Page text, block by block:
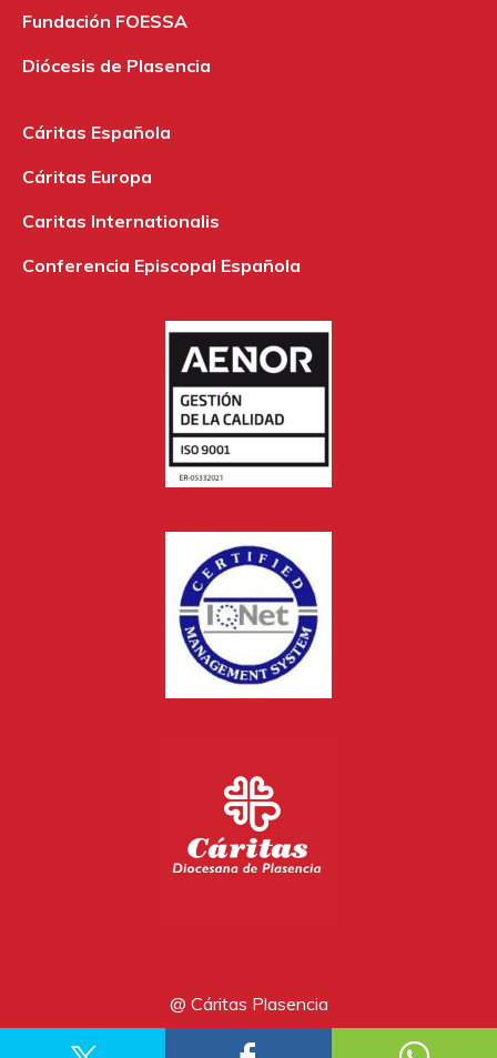
Fundación FOESSA
Diócesis de Plasencia
Cáritas Española
Cáritas Europa
Caritas Internationalis
Conferencia Episcopal Española
@ Cáritas Plasencia
Política de cookies